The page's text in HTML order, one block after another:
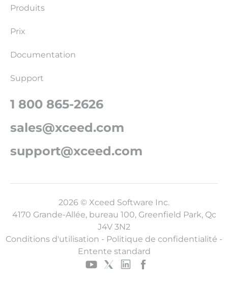
Produits
Prix
Documentation
Support
1 800 865-2626
sales@xceed.com
support@xceed.com
2026 © Xceed Software Inc.
4170 Grande-Allée, bureau 100, Greenfield Park, Qc
J4V 3N2
Conditions d'utilisation - Politique de confidentialité -
Entente standard